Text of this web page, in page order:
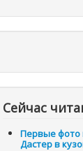
Сейчас
Первые фото
Дастер в